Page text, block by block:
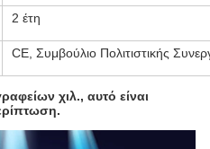
2 έτη
CE, Συμβούλιο Πολιτιστικής
χιλ., αυτό είναι